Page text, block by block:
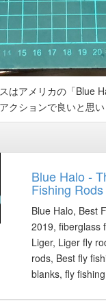
はアメリカの「Blue
クションで良いと思い
Blue Halo -
Fishing Rods
Blue Halo, Best
2019, fiberglass
Liger, Liger fly
rods, Best fly
blanks, fly